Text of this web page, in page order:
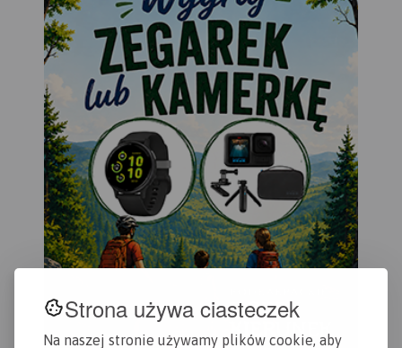
Strona używa ciasteczek
Na naszej stronie używamy plików cookie, aby